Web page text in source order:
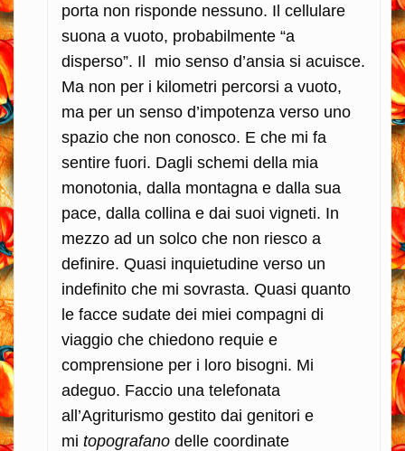
porta non risponde nessuno. Il cellulare
suona a vuoto, probabilmente “a
disperso”. Il mio senso d’ansia si acuisce.
Ma non per i kilometri percorsi a vuoto,
ma per un senso d’impotenza verso uno
spazio che non conosco. E che mi fa
sentire fuori. Dagli schemi della mia
monotonia, dalla montagna e dalla sua
pace, dalla collina e dai suoi vigneti. In
mezzo ad un solco che non riesco a
definire. Quasi inquietudine verso un
indefinito che mi sovrasta. Quasi quanto
le facce sudate dei miei compagni di
viaggio che chiedono requie e
comprensione per i loro bisogni. Mi
adeguo. Faccio una telefonata
all’Agriturismo gestito dai genitori e
mi topografano delle coordinate